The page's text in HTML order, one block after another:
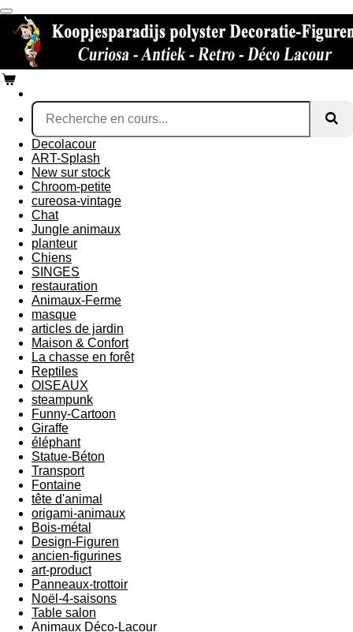
Passer
au
contenu
principal
Decolacour
ART-Splash
New sur stock
Chroom-petite
cureosa-vintage
Chat
Jungle animaux
planteur
Chiens
SINGES
restauration
Animaux-Ferme
masque
articles de jardin
Maison & Confort
La chasse en forêt
Reptiles
OISEAUX
steampunk
Funny-Cartoon
Giraffe
éléphant
Statue-Béton
Transport
Fontaine
tête d'animal
origami-animaux
Bois-métal
Design-Figuren
ancien-figurines
art-product
Panneaux-trottoir
Noël-4-saisons
Table salon
Animaux Déco-Lacour